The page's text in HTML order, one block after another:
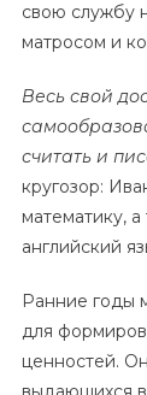
свою службу
матросом и
Весь свой
считать и
кругозор:
математику,
английский
Ранние годы
для
ценностей.